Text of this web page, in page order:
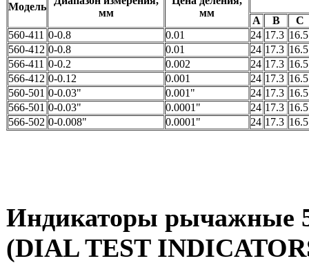
Модель
мм
мм
A B
C
560-411 0-0.8 0.01 24 17.3 16.5
560-412 0-0.8 0.01 24 17.3 16.5
566-411 0-0.2 0.002 24 17.3 16.5
566-412 0-0.12 0.001 24 17.3 16.5
560-501 0-0.03" 0.001" 24 17.3 16.5
566-501 0-0.03" 0.0001" 24 17.3 16.5
566-502 0-0.008" 0.0001" 24 17.3 16.5
Индикаторы рычажные
(DIAL TEST